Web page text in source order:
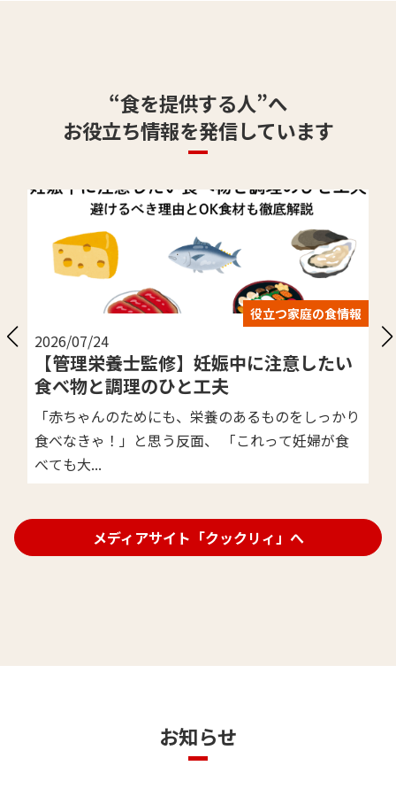
“食を提供する人”へ
お役立ち情報を発信しています
2026/07/24
【管理栄養士監修】妊娠中に注意したい
食べ物と調理のひと工夫
「赤ちゃんのためにも、栄養のあるものをしっかり
食べなきゃ！」と思う反面、 「これって妊婦が食
べても大...
役立つ家庭の食情報
メディアサイト「クックリィ」へ
お知らせ